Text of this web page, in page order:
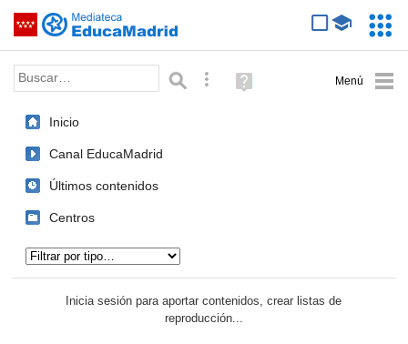
Saltar navegación
Palabra o frase: Búsqueda avanzada
Ayuda
(en
Inicio
Canal EducaMadrid
Últimos contenidos
Centros
Inicia sesión para aportar contenidos, crear listas de
reproducción...